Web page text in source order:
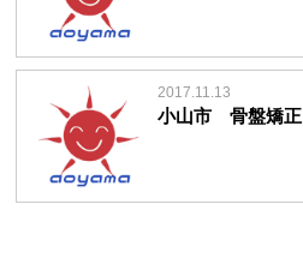
2017.11.13
小山市 骨盤矯正